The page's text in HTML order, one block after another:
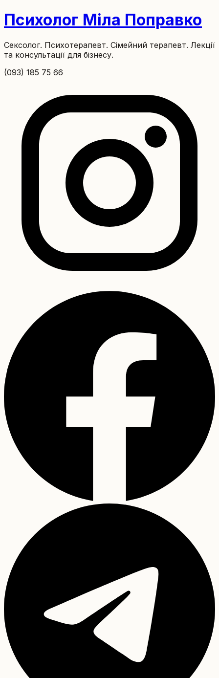
Психолог Міла Поправко
Сексолог. Психотерапевт. Сімейний терапевт. Лекції
та консультації для бізнесу.
(093) 185 75 66